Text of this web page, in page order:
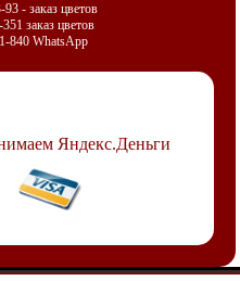
- заказ цветов
заказ цветов
840 WhatsApp